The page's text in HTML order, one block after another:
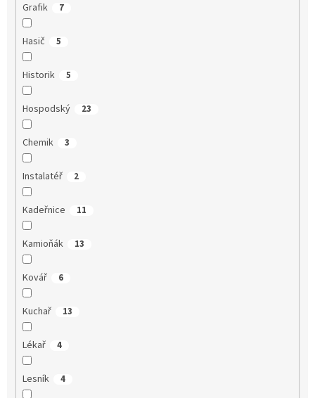
Grafik 7
Hasič 5
Historik 5
Hospodský 23
Chemik 3
Instalatéř 2
Kadeřnice 11
Kamioňák 13
Kovář 6
Kuchař 13
Lékař 4
Lesník 4